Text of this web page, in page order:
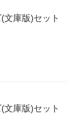
文庫版)セット
文庫版)セット